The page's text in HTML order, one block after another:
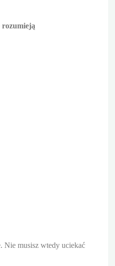
rozumieją
Nie musisz wtedy uciekać